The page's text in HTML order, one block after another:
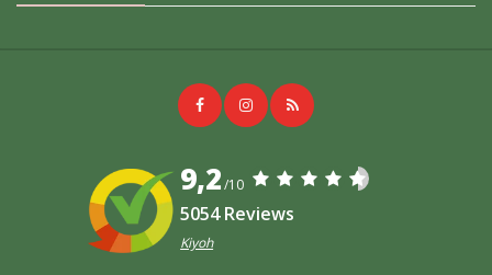
9,2/10
5054 Reviews
Kiyoh